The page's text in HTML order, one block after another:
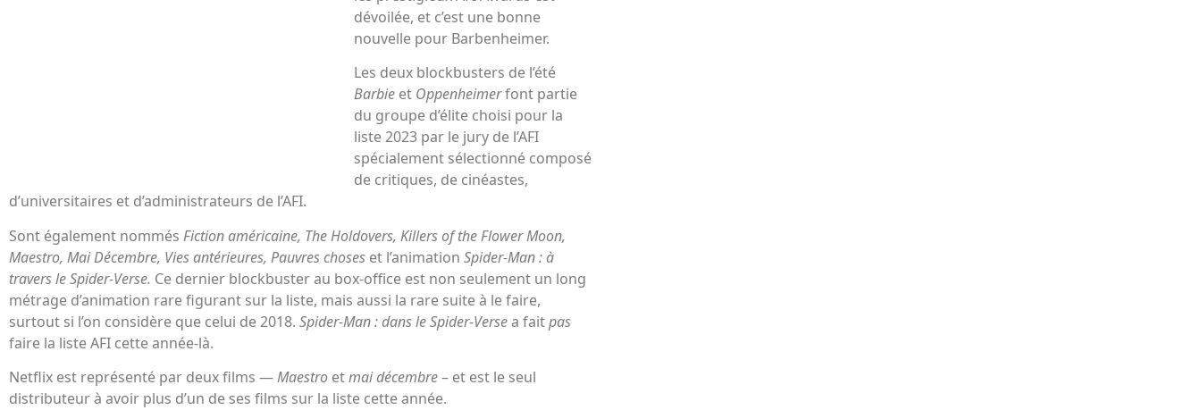
dévoilée, et c’est une bonne
nouvelle pour Barbenheimer.
Les deux blockbusters de l’été
Barbie et Oppenheimerfont partie
du groupe d’élite choisi pour la
liste 2023 par le jury de l’AFI
spécialement sélectionné composé
de critiques, de cinéastes,
d’universitaires et d’administrateurs de l’AFI.
Sont également nommés Fiction américaine, The Holdovers, Killers of the Flower Moon,
Maestro, Mai Décembre, Vies antérieures, Pauvres choses et l’animation Spider-Man : à
travers le Spider-Verse. Ce dernier blockbuster au box-office est non seulement un long
métrage d’animation rare figurant sur la liste, mais aussi la rare suite à le faire,
surtout si l’on considère que celui de 2018. Spider-Man : dans le Spider-Versea faitpas
faire la liste AFI cette année-là.
Netflix est représenté par deux films —Maestro etmai décembre– et est le seul
distributeur à avoir plus d’un de ses films sur la liste cette année.